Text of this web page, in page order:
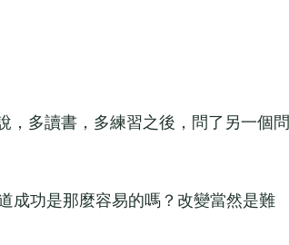
多讀書，多練習之後，問了另一個問
功是那麼容易的嗎？改變當然是難